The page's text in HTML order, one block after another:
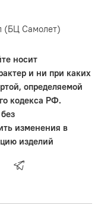
(БЦ Самолет)
носит
и ни при каких
определяемой
кодекса РФ.
изменения в
изделий